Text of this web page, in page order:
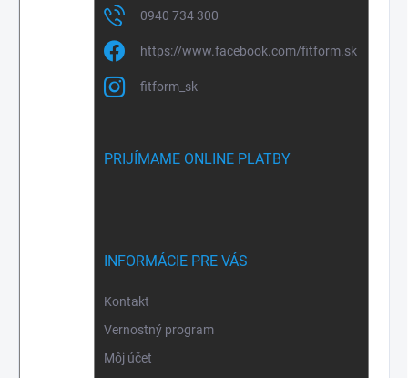
0940 734 300
https://www.facebook.com/fitform.sk
fitform_sk
PRIJÍMAME ONLINE PLATBY
INFORMÁCIE PRE VÁS
Kontakt
Vernostný program
Môj účet